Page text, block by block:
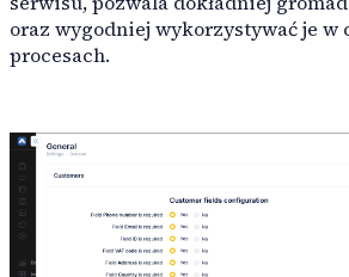
oraz wygodniej wykorzystywać je w
procesach.